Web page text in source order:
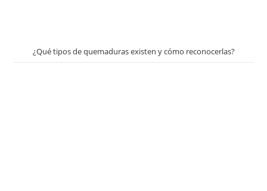
¿Qué tipos de quemaduras existen y cómo reconocerlas?